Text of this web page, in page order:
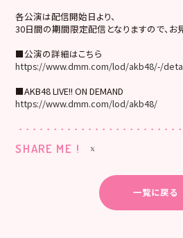
各公演は配信開始日より、
30日間の期間限定配信となりますので、お
■公演の詳細はこちら
https://www.dmm.com/lod/akb48/-/
■AKB48 LIVE!! ON DEMAND
https://www.dmm.com/lod/akb48/
SHARE ME !
一覧に戻る